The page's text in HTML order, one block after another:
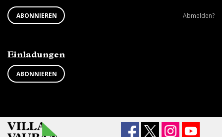
ABONNIEREN
SIE
ABONNIEREN
Newsletter
Abmelden?
Einladungen
ABONNIEREN